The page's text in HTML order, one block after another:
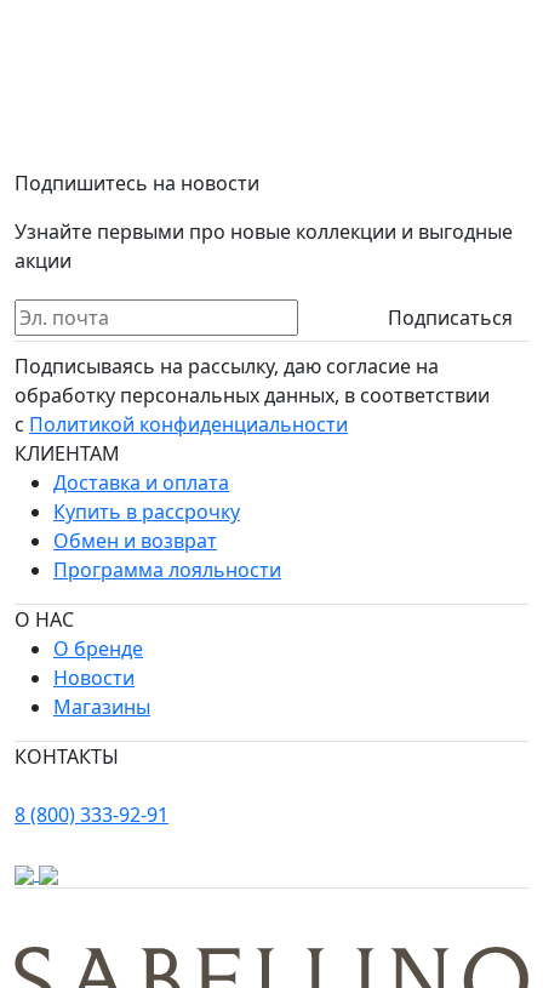
Подпишитесь на новости
Узнайте первыми про новые коллекции и выгодные
акции
Подписаться
Подписываясь на рассылку, даю согласие на
обработку персональных данных, в соответствии
с Политикой конфиденциальности
КЛИЕНТАМ
Доставка и оплата
Купить в рассрочку
Обмен и возврат
Программа лояльности
О НАС
О бренде
Новости
Магазины
КОНТАКТЫ
8 (800) 333-92-91